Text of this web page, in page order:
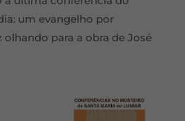
um evangelho por
olhando para a obra de José